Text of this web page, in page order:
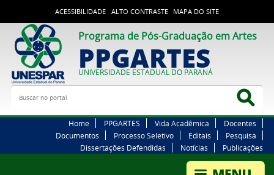
ACESSIBILIDADE ALTO CONTRASTE MAPA DO SITE
Programa de Pós-Graduação em Artes
PPGARTES
UNIVERSIDADE ESTADUAL DO PARANÁ
Buscar no portal
Home PPGARTES Vida Acadêmica
Docentes
Documentos
Processo Seletivo Editais
Pesquisa
Dissertações Defendidas
Notícias Publicações